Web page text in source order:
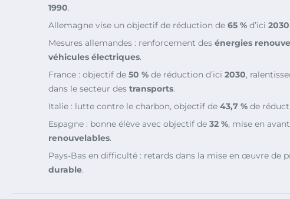
1990.
Allemagne vise un objectif de réduction de 65 % d’ici 2030
Mesures allemandes : renforcement des énergies
véhicules électriques.
France : objectif de 50 % de réduction d’ici 2030,
dans le secteur des transports.
Italie : lutte contre le charbon, objectif de 43,7 % de
Espagne : bonne élève avec objectif de 32 %, mise en
renouvelables.
Pays-Bas en difficulté : retards dans la mise en œuvre de
durable.